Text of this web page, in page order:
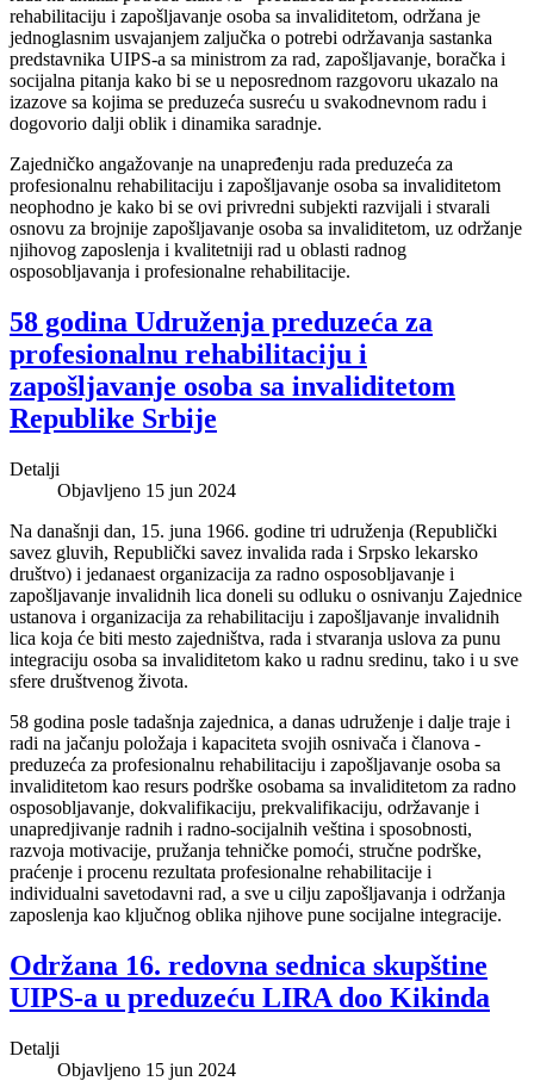
rehabilitaciju i zapošljavanje osoba sa invaliditetom, održana je
jednoglasnim usvajanjem zaljučka o potrebi održavanja sastanka
predstavnika UIPS-a sa ministrom za rad, zapošljavanje, boračka i
socijalna pitanja kako bi se u neposrednom razgovoru ukazalo na
izazove sa kojima se preduzeća susreću u svakodnevnom radu i
dogovorio dalji oblik i dinamika saradnje.
Zajedničko angažovanje na unapređenju rada preduzeća za
profesionalnu rehabilitaciju i zapošljavanje osoba sa invaliditetom
neophodno je kako bi se ovi privredni subjekti razvijali i stvarali
osnovu za brojnije zapošljavanje osoba sa invaliditetom, uz održanje
njihovog zaposlenja i kvalitetniji rad u oblasti radnog
osposobljavanja i profesionalne rehabilitacije.
58 godina Udruženja preduzeća za
profesionalnu rehabilitaciju i
zapošljavanje osoba sa invaliditetom
Republike Srbije
Detalji
Objavljeno 15 jun 2024
Na današnji dan, 15. juna 1966. godine tri udruženja (Republički
savez gluvih, Republički savez invalida rada i Srpsko lekarsko
društvo) i jedanaest organizacija za radno osposobljavanje i
zapošljavanje invalidnih lica doneli su odluku o osnivanju Zajednice
ustanova i organizacija za rehabilitaciju i zapošljavanje invalidnih
lica koja će biti mesto zajedništva, rada i stvaranja uslova za punu
integraciju osoba sa invaliditetom kako u radnu sredinu, tako i u sve
sfere društvenog života.
58 godina posle tadašnja zajednica, a danas udruženje i dalje traje i
radi na jačanju položaja i kapaciteta svojih osnivača i članova -
preduzeća za profesionalnu rehabilitaciju i zapošljavanje osoba sa
invaliditetom kao resurs podrške osobama sa invaliditetom za radno
osposobljavanje, dokvalifikaciju, prekvalifikaciju, održavanje i
unapredjivanje radnih i radno-socijalnih veština i sposobnosti,
razvoja motivacije, pružanja tehničke pomoći, stručne podrške,
praćenje i procenu rezultata profesionalne rehabilitacije i
individualni savetodavni rad, a sve u cilju zapošljavanja i održanja
zaposlenja kao ključnog oblika njihove pune socijalne integracije.
Održana 16. redovna sednica skupštine
UIPS-a u preduzeću LIRA doo Kikinda
Detalji
Objavljeno 15 jun 2024